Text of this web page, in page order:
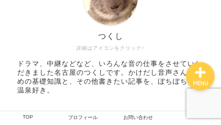
詳細はアイコンをクリック↑
つくし
ドラマ、中継などなど、いろんな音の仕事をさせていた
だきました名古屋のつくしです。かけだし音声さんのた
めの基礎知識と、その他書きたい記事を、ぼちぼちと。
温泉好き。
TOP プロフィール お問い合わせ
MENU